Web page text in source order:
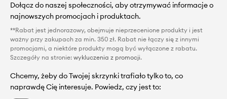
Dołącz do naszej społeczności, aby otrzymywać informacje o
najnowszych promocjach i produktach.
**Rabat jest jednorazowy, obejmuje nieprzecenione produkty i jest
ważny przy zakupach za min. 350 zł. Rabat nie łączy się z innymi
promocjami, a niektóre produkty mogą być wyłączone z rabatu.
Szczegóły na stronie: wykluczenia z promocji.
Chcemy, żeby do Twojej skrzynki trafiało tylko to, co
naprawdę Cię interesuje. Powiedz, czy jest to: